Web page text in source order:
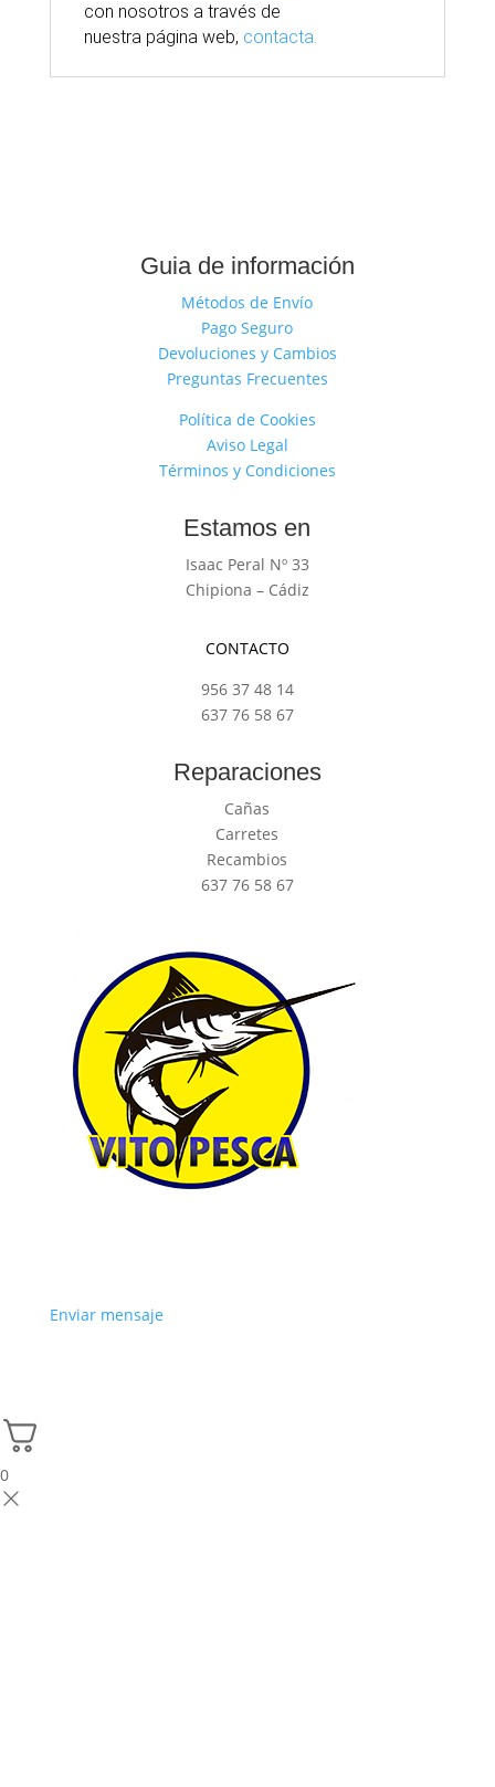
con nosotros a través de
nuestra página web, contacta.
Guia de información
Métodos de Envío
Pago Seguro
Devoluciones y Cambios
Preguntas Frecuentes
Política de Cookies
Aviso Legal
Términos y Condiciones
Estamos en
Isaac Peral Nº 33
Chipiona – Cádiz
CONTACTO
956 37 48 14
637 76 58 67
Reparaciones
Cañas
Carretes
Recambios
637 76 58 67
Enviar mensaje
0